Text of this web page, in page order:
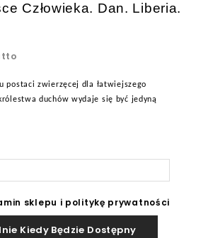
Człowieka. Dan. Liberia.
postaci zwierzęcej dla łatwiejszego
duchów wydaje się być jedyną
sklepu i politykę prywatności
Kiedy Będzie Dostępny